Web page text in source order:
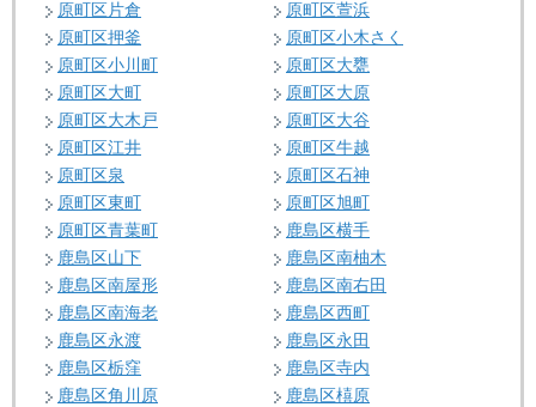
原町区片倉
原町区萱浜
原町区押釜
原町区小木さく
原町区小川町
原町区大甕
原町区大町
原町区大原
原町区大木戸
原町区大谷
原町区江井
原町区牛越
原町区泉
原町区石神
原町区東町
原町区旭町
原町区青葉町
鹿島区横手
鹿島区山下
鹿島区南柚木
鹿島区南屋形
鹿島区南右田
鹿島区南海老
鹿島区西町
鹿島区永渡
鹿島区永田
鹿島区栃窪
鹿島区寺内
鹿島区角川原
鹿島区橲原